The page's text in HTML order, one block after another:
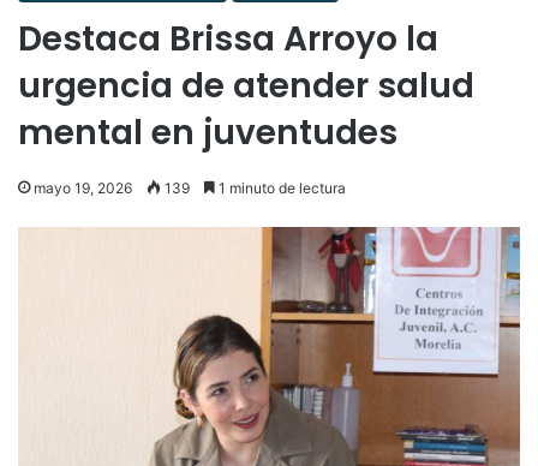
Destaca Brissa Arroyo la
urgencia de atender salud
mental en juventudes
mayo 19, 2026 139 1 minuto de lectura